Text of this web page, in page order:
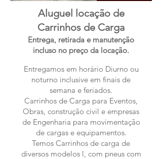
Aluguel locação de
Carrinhos de Carga
Entrega, retirada e manutenção
incluso no preço da locação.
Entregamos em horário Diurno ou
noturno inclusive em finais de
semana e feriados.
Carrinhos de Carga para Eventos,
Obras, construção civil e empresas
de Engenharia para movimentação
de cargas e equipamentos.
Temos Carrinhos de carga de
diversos modelos l, com pneus com